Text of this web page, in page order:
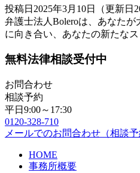
投稿日2025年3月10日
（更新日
弁護士法人Boleroは、あなた
に向き合い、あなたの新たなス
無料法律相談受付中
お問合わせ
相談予約
平日9:00～17:30
0120-328-710
メールでのお問合わせ（相談予
HOME
事務所概要